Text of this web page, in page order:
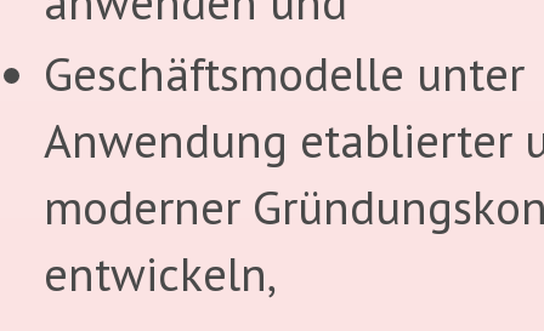
Geschäftsmodelle unter
Anwendung etablierter
moderner
entwickeln,